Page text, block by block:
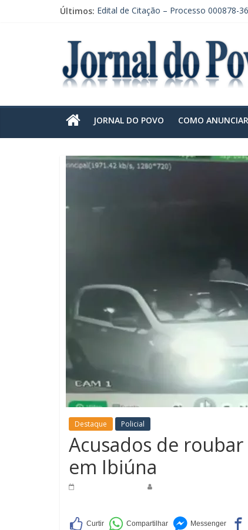
Últimos: Edital de Citação – Processo 000878-
EDITAL DE CONVOCAÇÃO DE
CONVOCAÇÃO EM RECLAMAÇÃO
EDITAL DE CITAÇÃO – PRAZO DE 30
JORNAL DO POVO COMO ANUNCIAR
Destaque Policial
Acusados de
em Ibiúna